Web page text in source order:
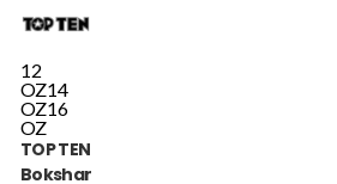
12
OZ14
OZ16
OZ
TOP TEN
Bokshandschoen